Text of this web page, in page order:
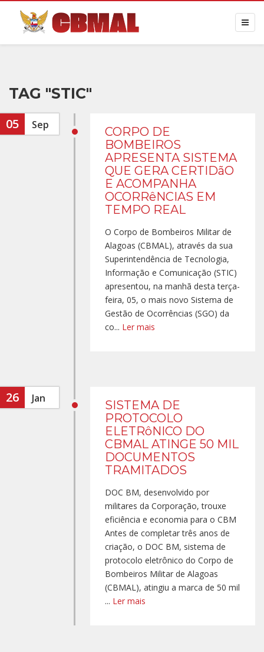
TAG "STIC"
05 Sep
CORPO DE
BOMBEIROS
APRESENTA SISTEMA
QUE GERA CERTIDãO
E ACOMPANHA
OCORRêNCIAS EM
TEMPO REAL
O Corpo de Bombeiros Militar de
Alagoas (CBMAL), através da sua
Superintendência de Tecnologia,
Informação e Comunicação (STIC)
apresentou, na manhã desta terça-
feira, 05, o mais novo Sistema de
Gestão de Ocorrências (SGO) da
co... Ler mais
26 Jan
SISTEMA DE
PROTOCOLO
ELETRôNICO DO
CBMAL ATINGE 50 MIL
DOCUMENTOS
TRAMITADOS
DOC BM, desenvolvido por
militares da Corporação, trouxe
eficiência e economia para o CBM
Antes de completar três anos de
criação, o DOC BM, sistema de
protocolo eletrônico do Corpo de
Bombeiros Militar de Alagoas
(CBMAL), atingiu a marca de 50 mil
... Ler mais